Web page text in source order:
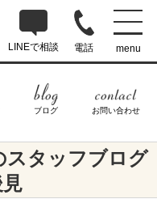
LINEで相談 電話 menu
ブログ お問い合わせ
スタッフブログ